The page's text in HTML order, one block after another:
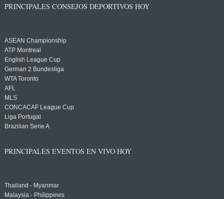
PRINCIPALES CONSEJOS DEPORTIVOS HOY
ASEAN Championship
ATP Montreal
English League Cup
German 2 Bundesliga
WTA Toronto
AFL
MLS
CONCACAF League Cup
Liga Portugal
Brazilian Serie A
PRINCIPALES EVENTOS EN VIVO HOY
Thailand - Myanmar
Malaysia - Philippines